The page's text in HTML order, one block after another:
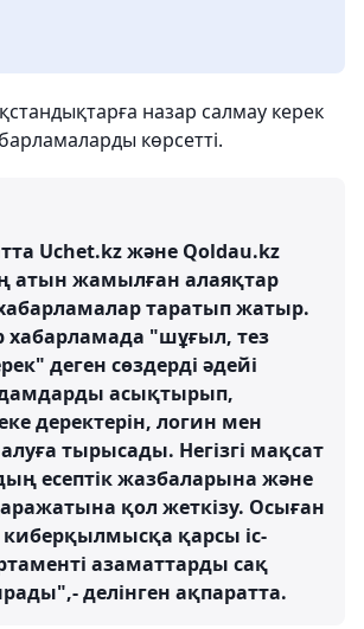
назар салмау керек
көрсетті.
Uchet.kz және Qoldau.kz
атын жамылған алаяқтар
таратып жатыр.
хабарламада "шұғыл, тез
деген сөздерді әдейі
асықтырып,
деректерін, логин мен
тырысады. Негізгі мақсат
есептік жазбаларына және
қол жеткізу. Осыған
қарсы іс-
азаматтарды сақ
делінген ақпаратта.